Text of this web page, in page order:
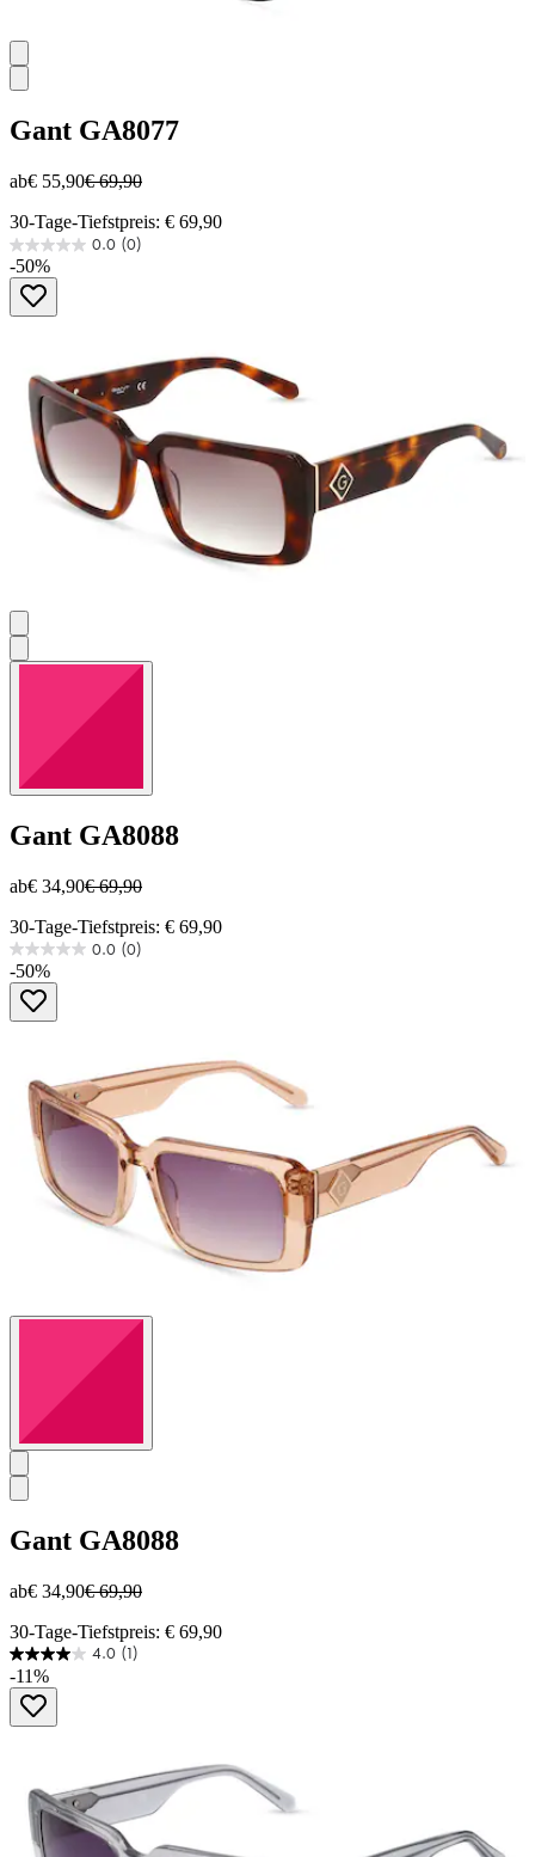
Gant GA8077
ab€ 55,90€ 69,90
30-Tage-Tiefstpreis: € 69,90
0.0 (0)
0.0
von
Sternen.
-50%
Gant GA8088
ab€ 34,90€ 69,90
30-Tage-Tiefstpreis: € 69,90
0.0 (0)
0.0
von
Sternen.
-50%
Gant GA8088
ab€ 34,90€ 69,90
30-Tage-Tiefstpreis: € 69,90
4.0 (1)
4.0
von
Sternen.
-11%